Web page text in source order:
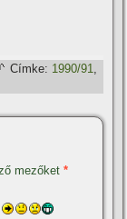
Címke: 1990/91,
mezőket*